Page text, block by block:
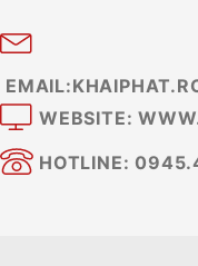
WEBSITE:
HOTLINE: